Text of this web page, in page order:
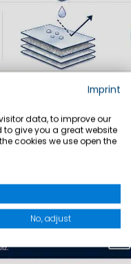
Imprint
data, to improve our
give you a great website
cookies we use open the
No, adjust